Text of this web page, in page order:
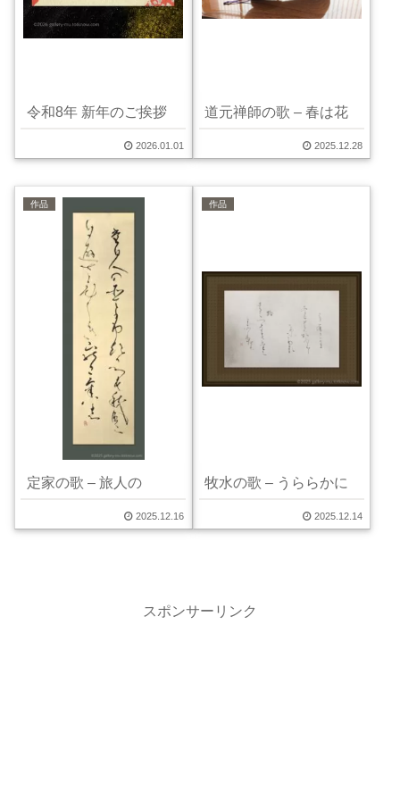
令和8年 新年のご挨拶
2026.01.01
道元禅師の歌 – 春は花
2025.12.28
作品
定家の歌 – 旅人の
2025.12.16
作品
牧水の歌 – うららかに
2025.12.14
スポンサーリンク